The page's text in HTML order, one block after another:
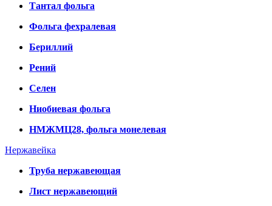
Тантал фольга
Фольга фехралевая
Бериллий
Рений
Селен
Ниобиевая фольга
НМЖМЦ28, фольга монелевая
Нержавейка
Труба нержавеющая
Лист нержавеющий